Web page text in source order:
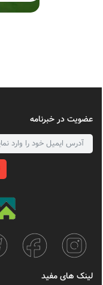
عضویت در خبرنامه
لینک های مفید